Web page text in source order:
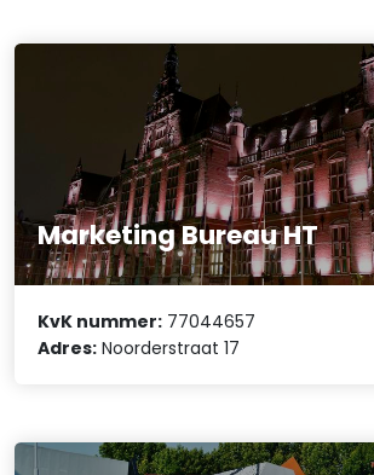
Marketing Bureau HT
KvK nummer: 77044657
Adres: Noorderstraat 17